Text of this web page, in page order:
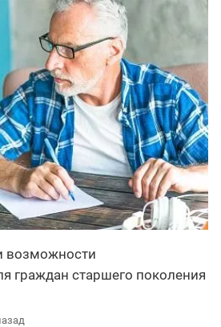
возможности
граждан старшего поколения